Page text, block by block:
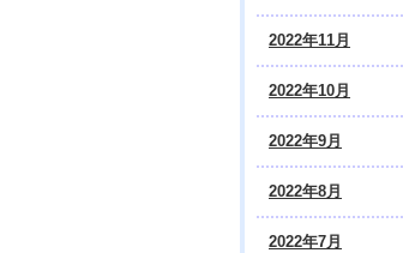
2022年11月
2022年10月
2022年9月
2022年8月
2022年7月